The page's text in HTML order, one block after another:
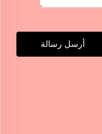
أرسل رسالة